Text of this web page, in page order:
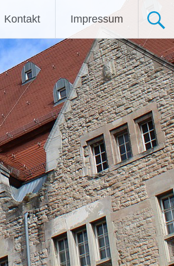
Kontakt Impressum